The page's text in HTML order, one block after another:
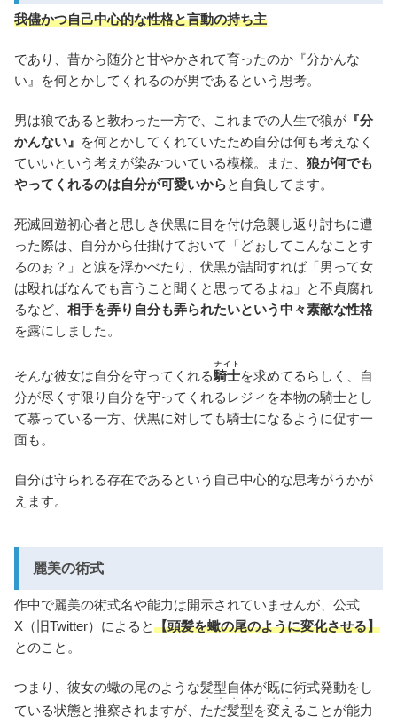
我儘かつ自己中心的な性格と言動の持ち主
であり、昔から随分と甘やかされて育ったのか『分かんな
い』を何とかしてくれるのが男であるという思考。
男は狼であると教わった一方で、これまでの人生で狼が 『分
かんない』 を何とかしてくれていたため自分は何も考えなく
ていいという考えが染みついている模様。また、 狼が何でも
やってくれるのは自分が可愛いからと自負してます。
死滅回遊初心者と思しき伏黒に目を付け急襲し返り討ちに遭
った際は、自分から仕掛けておいて「どぉしてこんなことす
るのぉ？」と涙を浮かべたり、伏黒が詰問すれば「男って女
は殴ればなんでも言うこと聞くと思ってるよね」と不貞腐れ
るなど、 相手を弄り自分も弄られたいという中々素敵な性格
を露にしました。
そんな彼女は自分を守ってくれる騎士
ナイト
を求めてるらしく、自
分が尽くす限り自分を守ってくれるレジィを本物の騎士とし
て慕っている一方、伏黒に対しても騎士になるように促す一
面も。
自分は守られる存在であるという自己中心的な思考がうかが
えます。
麗美の術式
作中で麗美の術式名や能力は開示されていませんが、公式
X（旧Twitter）によると【頭髪を蠍の尾のように変化させる】
とのこと。
つまり、彼女の蠍の尾のような髪型自体が既に術式発動をし
ている状態と推察されますが、 ただ髪型を変える
・・・・・・・・
ことが能力